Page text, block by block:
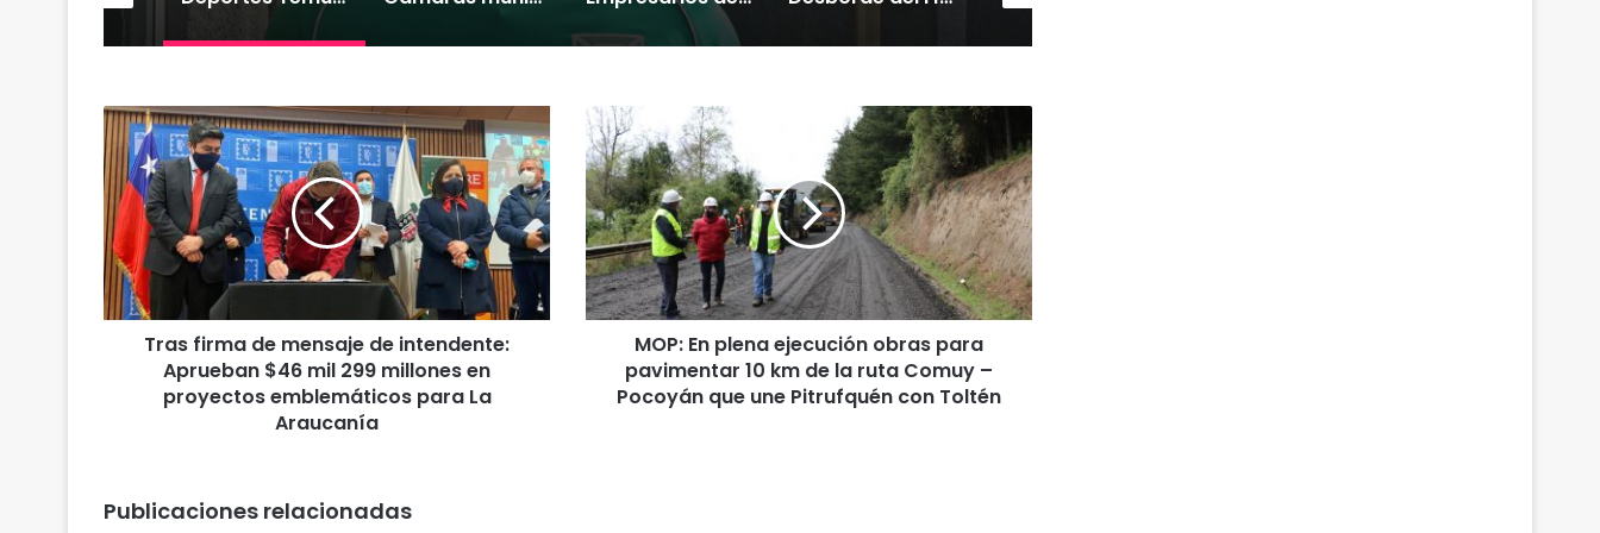
T
r
a
s
f
i
r
m
a
j
Tras firma de mensaje de intendente:
Aprueban $46 mil 299 millones en
proyectos emblemáticos para La
Araucanía
M
O
P
:
E
n
p
l
e
MOP: En plena ejecución obras para
pavimentar 10 km de la ruta Comuy –
Pocoyán que une Pitrufquén con Toltén
Publicaciones relacionadas